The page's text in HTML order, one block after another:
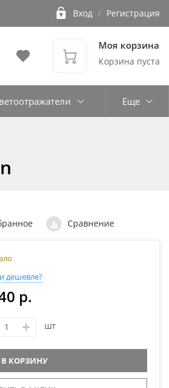
Вход / Регистрация
Моя корзина
Корзина пуста
Еще
Сравнение
дешевле?
р.
шт
В КОРЗИНУ